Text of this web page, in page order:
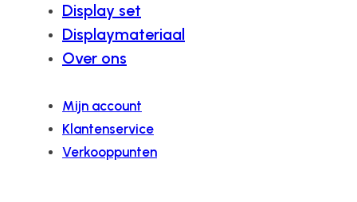
Display set
Displaymateriaal
Over ons
Mijn account
Klantenservice
Verkooppunten